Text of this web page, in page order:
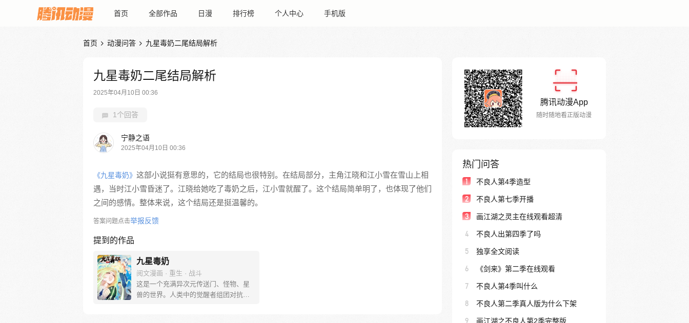
首页 全部作品 日漫 排行榜 个人中心 手机版
首页  动漫问答  九星毒奶二尾结局解析
九星毒奶二尾结局解析
2025年04月10日 00:36
1个回答
宁静之语
2025年04月10日 00:36
《九星毒奶》 这部小说挺有意思的，它的结局也很特别。在结局部分，主角江晓和江小雪在雪山上相
遇，当时江小雪昏迷了。江晓给她吃了毒奶之后，江小雪就醒了。这个结局简单明了，也体现了他们
之间的感情。整体来说，这个结局还是挺温馨的。
答案问题点击举报反馈
提到的作品
九星毒奶
阅文漫画 · 重生 · 战斗
这是一个充满异次元传送门、怪物、星
兽的世界。人类中的觉醒者组团对抗各
腾讯动漫App
随时随地看正版动漫
热门问答
1 不良人第4季造型
2 不良人第七季开播
3 画江湖之灵主在线观看超清
4 不良人出第四季了吗
5 独享全文阅读
6 《剑来》第二季在线观看
7 不良人第4季叫什么
8 不良人第二季真人版为什么下架
9 画江湖之不良人第2季完整版